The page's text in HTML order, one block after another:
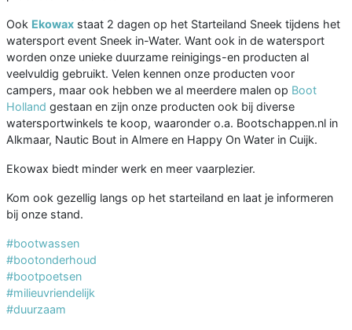
Ook Ekowax staat 2 dagen op het Starteiland Sneek tijdens het
watersport event Sneek in-Water. Want ook in de watersport
worden onze unieke duurzame reinigings-en producten al
veelvuldig gebruikt. Velen kennen onze producten voor
campers, maar ook hebben we al meerdere malen op Boot
Holland gestaan en zijn onze producten ook bij diverse
watersportwinkels te koop, waaronder o.a. Bootschappen.nl in
Alkmaar, Nautic Bout in Almere en Happy On Water in Cuijk.
Ekowax biedt minder werk en meer vaarplezier.
Kom ook gezellig langs op het starteiland en laat je informeren
bij onze stand.
#bootwassen
#bootonderhoud
#bootpoetsen
#milieuvriendelijk
#duurzaam